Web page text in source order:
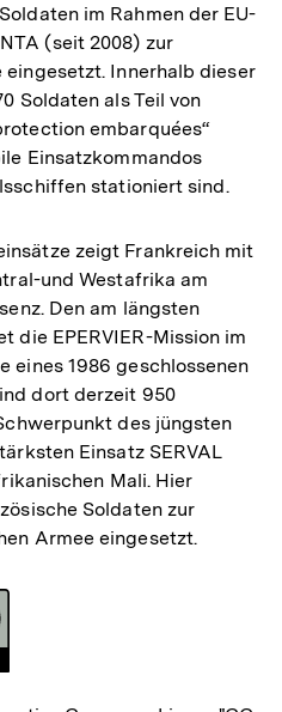
im Rahmen der EU-
(seit 2008) zur
Innerhalb dieser
Soldaten als Teil von
embarquées“
Einsatzkommandos
stationiert sind.
zeigt Frankreich mit
und Westafrika am
Den am längsten
die EPERVIER-Mission im
eines 1986 geschlossenen
dort derzeit 950
des jüngsten
Einsatz SERVAL
Mali. Hier
Soldaten zur
Armee eingesetzt.